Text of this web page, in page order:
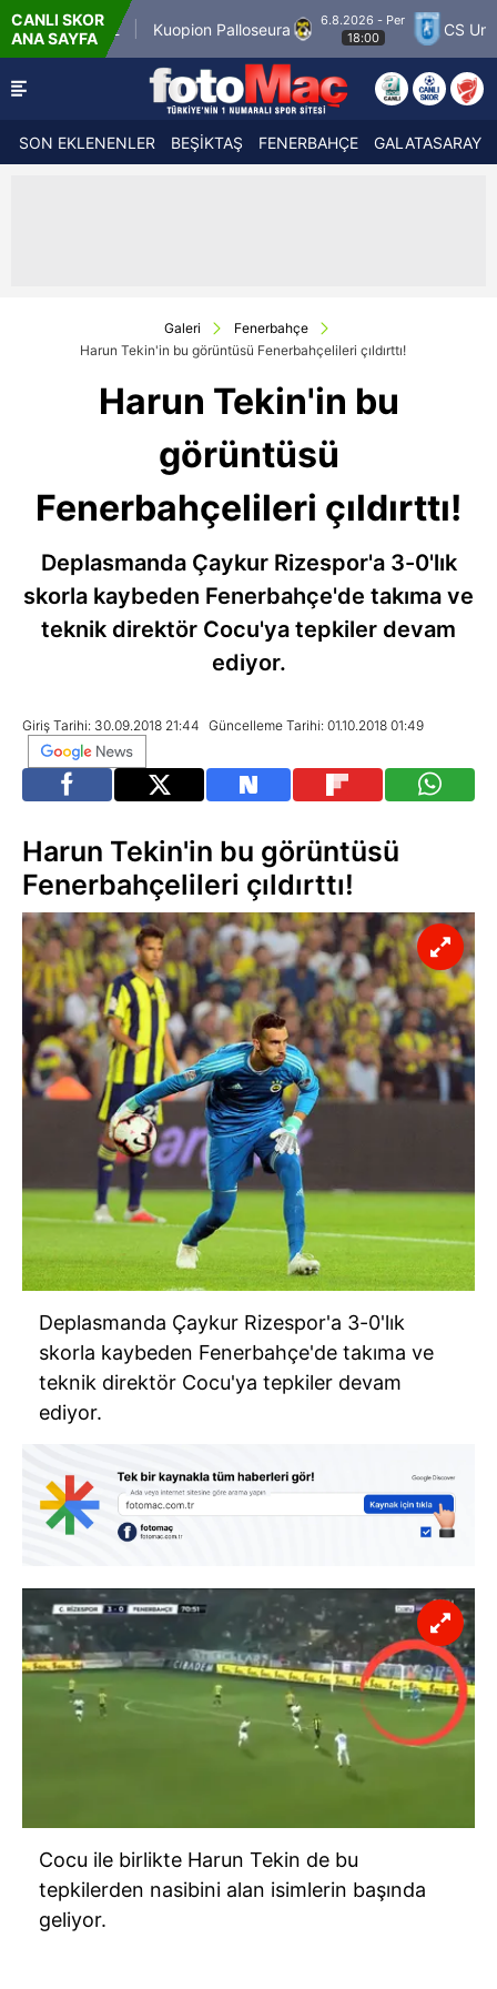
CANLI SKOR
ANA SAYFA
Match 12 Kuopion Palloseura
6.8.2026 - Per
18:00
CS
SON EKLENENLER BEŞİKTAŞ FENERBAHÇE GALATASARAY
Galeri
Fenerbahçe
Harun Tekin'in bu görüntüsü Fenerbahçelileri çıldırttı!
Harun Tekin'in bu
görüntüsü
Fenerbahçelileri çıldırttı!
Deplasmanda Çaykur Rizespor'a 3-0'lık
skorla kaybeden Fenerbahçe'de takıma ve
teknik direktör Cocu'ya tepkiler devam
ediyor.
Giriş Tarihi: 30.09.2018 21:44 Güncelleme Tarihi: 01.10.2018 01:49
Harun Tekin'in bu görüntüsü
Fenerbahçelileri çıldırttı!
Deplasmanda Çaykur Rizespor'a 3-0'lık
skorla kaybeden Fenerbahçe'de takıma ve
teknik direktör Cocu'ya tepkiler devam
ediyor.
Cocu ile birlikte Harun Tekin de bu
tepkilerden nasibini alan isimlerin başında
geliyor.